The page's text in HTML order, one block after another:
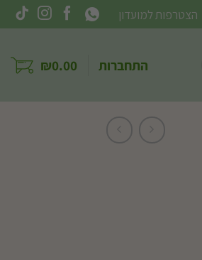
הצטרפות למועדון
התחברות ₪0.00